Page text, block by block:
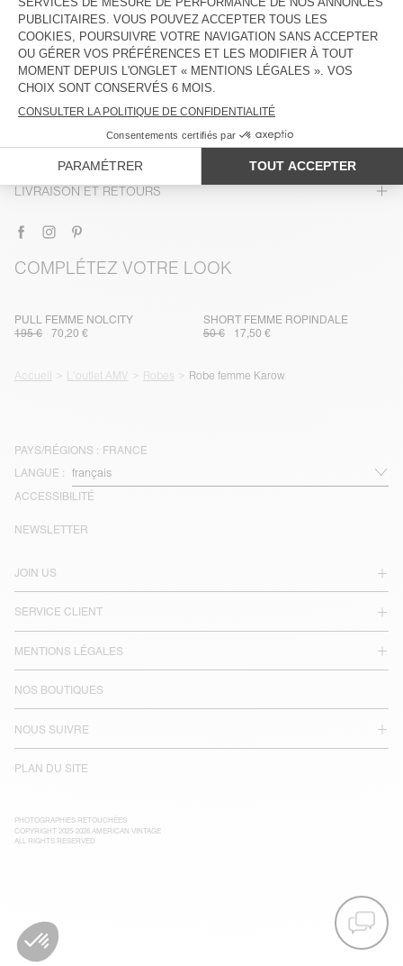
AJOUTER AU PANIER
DESCRIPTION
TAILLE ET COUPE
COMPOSITION
TRAÇABILITÉ
LIVRAISON ET RETOURS
COMPLÉTEZ VOTRE LOOK
PULL FEMME NOLCITY
195 €
70,20 €
SHORT FEMME ROPINDALE
50 €
17,50 €
Accueil L'outlet AMV Robes Robe femme Karow
PAYS/RÉGIONS : FRANCE
LANGUE :
ACCESSIBILITÉ
JOIN US
SERVICE CLIENT
MENTIONS LÉGALES
NOS BOUTIQUES
NOUS SUIVRE
PLAN DU SITE
NEWSLETTER
PHOTOGRAPHIES RETOUCHÉES
COPYRIGHT 2025-2026 AMERICAN VINTAGE
ALL RIGHTS RESERVED